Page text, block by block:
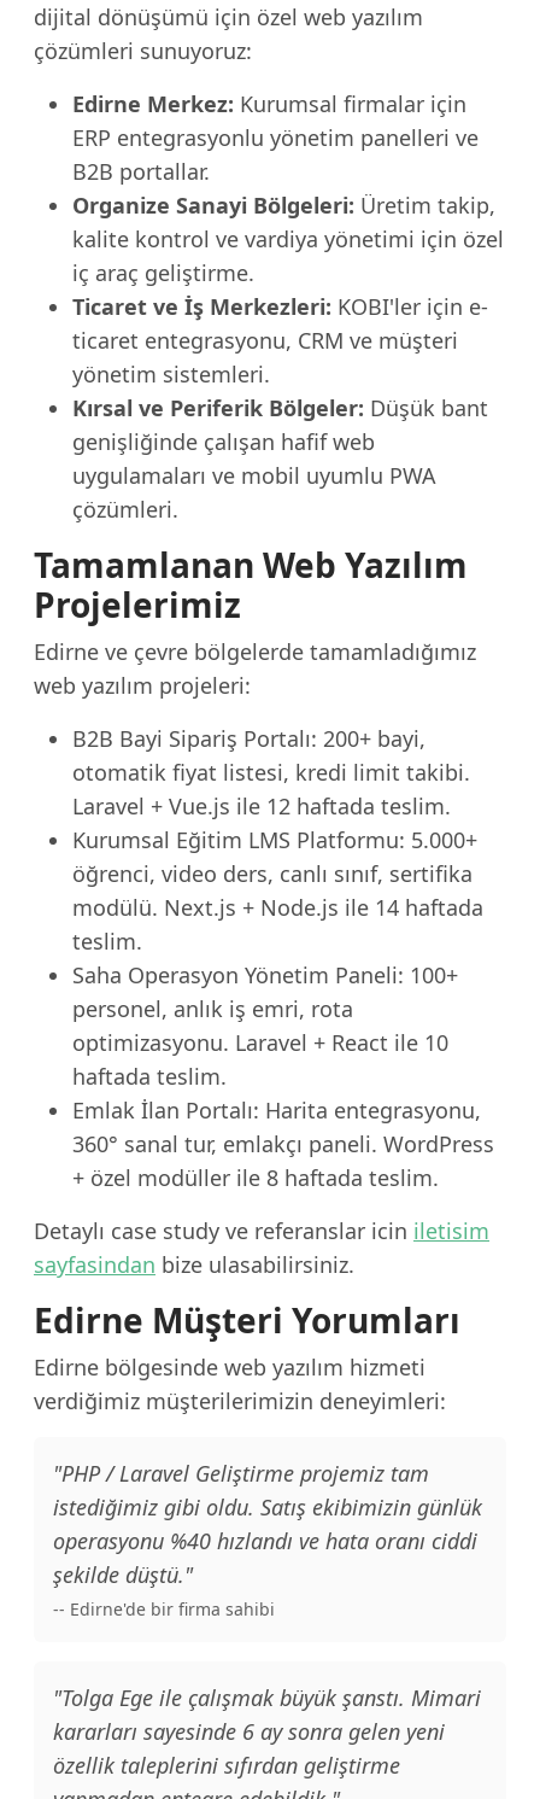
dijital dönüşümü için özel web yazılım
çözümleri sunuyoruz:
Edirne Merkez: Kurumsal firmalar için
ERP entegrasyonlu yönetim panelleri ve
B2B portallar.
Organize Sanayi Bölgeleri: Üretim takip,
kalite kontrol ve vardiya yönetimi için özel
iç araç geliştirme.
Ticaret ve İş Merkezleri: KOBI'ler için e-
ticaret entegrasyonu, CRM ve müşteri
yönetim sistemleri.
Kırsal ve Periferik Bölgeler: Düşük bant
genişliğinde çalışan hafif web
uygulamaları ve mobil uyumlu PWA
çözümleri.
Tamamlanan Web Yazılım
Projelerimiz
Edirne ve çevre bölgelerde tamamladığımız
web yazılım projeleri:
B2B Bayi Sipariş Portalı: 200+ bayi,
otomatik fiyat listesi, kredi limit takibi.
Laravel + Vue.js ile 12 haftada teslim.
Kurumsal Eğitim LMS Platformu: 5.000+
öğrenci, video ders, canlı sınıf, sertifika
modülü. Next.js + Node.js ile 14 haftada
teslim.
Saha Operasyon Yönetim Paneli: 100+
personel, anlık iş emri, rota
optimizasyonu. Laravel + React ile 10
haftada teslim.
Emlak İlan Portalı: Harita entegrasyonu,
360° sanal tur, emlakçı paneli. WordPress
+ özel modüller ile 8 haftada teslim.
Detaylı case study ve referanslar icin iletisim
sayfasindan bize ulasabilirsiniz.
Edirne Müşteri Yorumları
Edirne bölgesinde web yazılım hizmeti
verdiğimiz müşterilerimizin deneyimleri:
"PHP / Laravel Geliştirme projemiz tam
istediğimiz gibi oldu. Satış ekibimizin günlük
operasyonu %40 hızlandı ve hata oranı ciddi
şekilde düştü."
-- Edirne'de bir firma sahibi
"Tolga Ege ile çalışmak büyük şanstı. Mimari
kararları sayesinde 6 ay sonra gelen yeni
özellik taleplerini sıfırdan geliştirme